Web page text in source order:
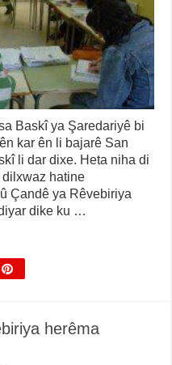
Baskî ya Şaredariyê bi
kar ên li bajarê San
li dar dixe. Heta niha di
hatine
Çandê ya Rêvebiriya
dike ku …
herêma